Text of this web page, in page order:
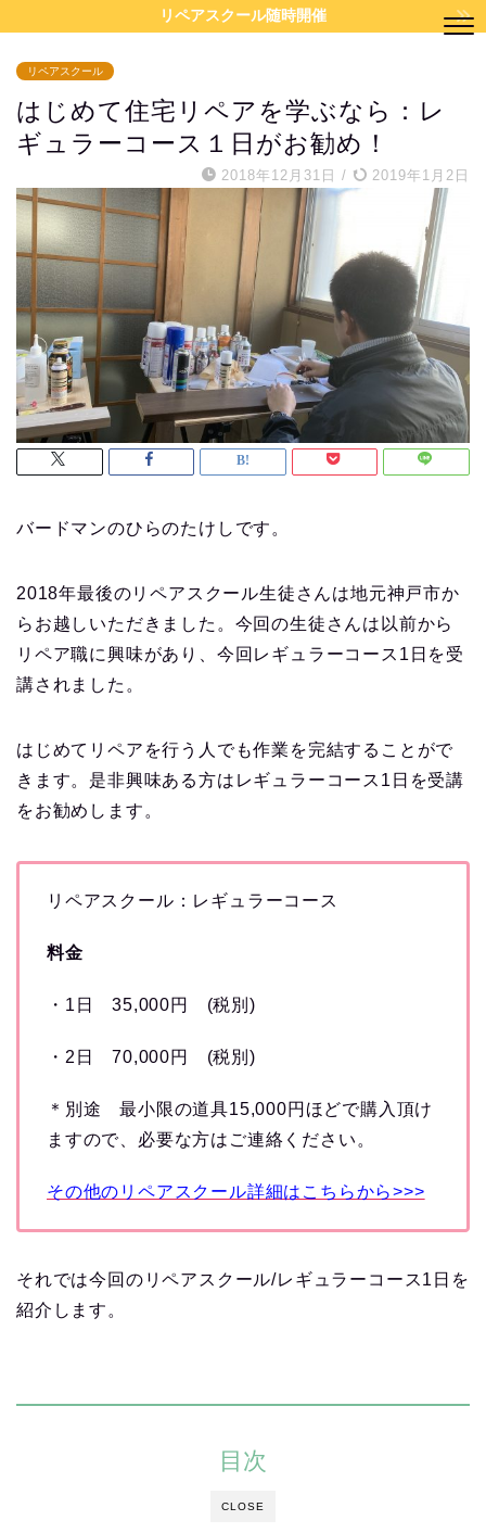
リペアスクール随時開催
リペアスクール
はじめて住宅リペアを学ぶなら：レ
ギュラーコース１日がお勧め！
2018年12月31日 / 2019年1月2日
バードマンのひらのたけしです。
2018年最後のリペアスクール生徒さんは地元神戸市か
らお越しいただきました。今回の生徒さんは以前から
リペア職に興味があり、今回レギュラーコース1日を受
講されました。
はじめてリペアを行う人でも作業を完結することがで
きます。是非興味ある方はレギュラーコース1日を受講
をお勧めします。
リペアスクール：レギュラーコース
料金
・1日 35,000円 (税別)
・2日 70,000円 (税別)
＊別途 最小限の道具15,000円ほどで購入頂け
ますので、必要な方はご連絡ください。
その他のリペアスクール詳細はこちらから>>>
それでは今回のリペアスクール/レギュラーコース1日を
紹介します。
CLOSE
目次